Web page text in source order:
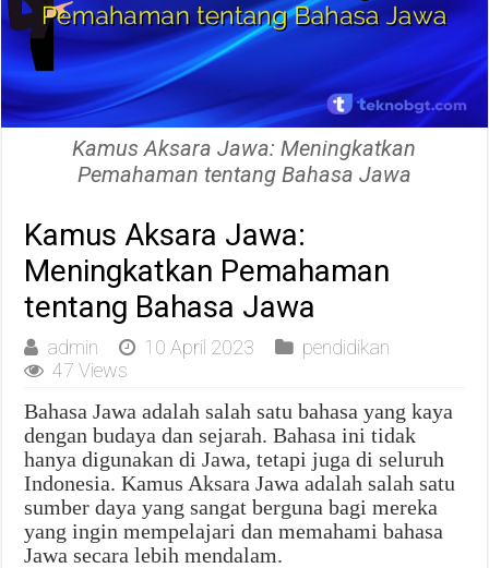
Kamus Aksara Jawa: Meningkatkan
Pemahaman tentang Bahasa Jawa
Kamus Aksara Jawa:
Meningkatkan Pemahaman
tentang Bahasa Jawa
admin 10 April 2023
pendidikan
47 Views
Bahasa Jawa adalah salah satu bahasa yang kaya
dengan budaya dan sejarah. Bahasa ini tidak
hanya digunakan di Jawa, tetapi juga di seluruh
Indonesia. Kamus Aksara Jawa adalah salah satu
sumber daya yang sangat berguna bagi mereka
yang ingin mempelajari dan memahami bahasa
Jawa secara lebih mendalam.